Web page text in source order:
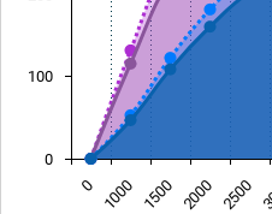
0 1000 1500 2000 2500
0
100